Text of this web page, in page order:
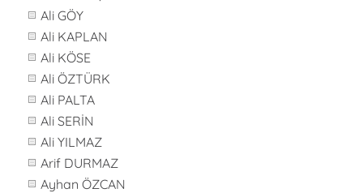
Ali GÖY
Ali KAPLAN
Ali KÖSE
Ali ÖZTÜRK
Ali PALTA
Ali SERİN
Ali YILMAZ
Arif DURMAZ
Ayhan ÖZCAN